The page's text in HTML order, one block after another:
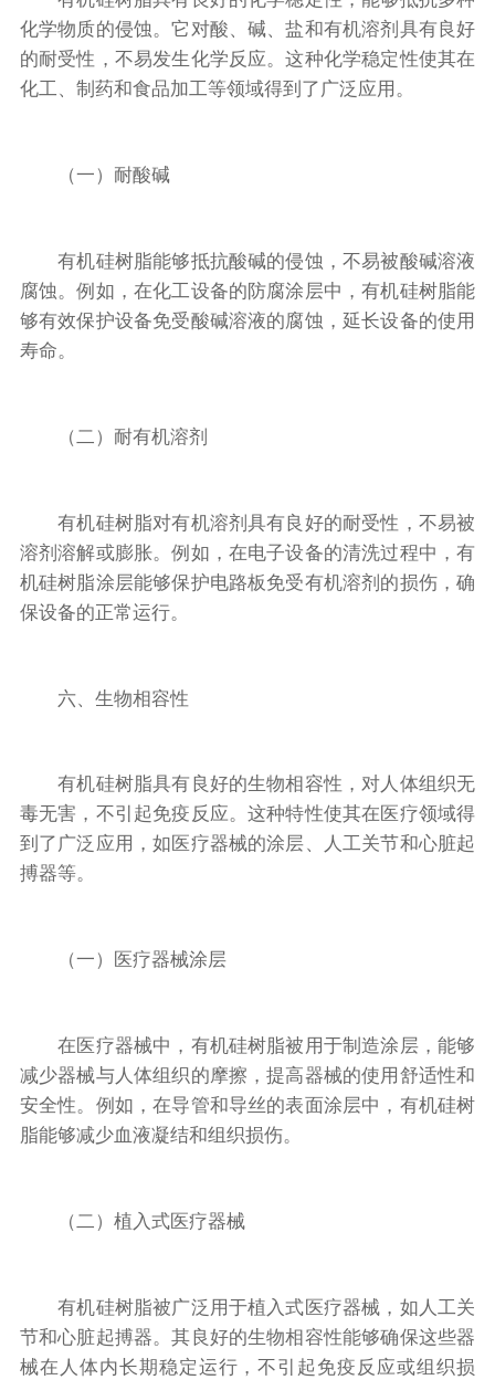
化学物质的侵蚀。它对酸、碱、盐和有机溶剂具有良好
的耐受性，不易发生化学反应。这种化学稳定性使其在
化工、制药和食品加工等领域得到了广泛应用。
（一）耐酸碱
有机硅树脂能够抵抗酸碱的侵蚀，不易被酸碱溶液
腐蚀。例如，在化工设备的防腐涂层中，有机硅树脂能
够有效保护设备免受酸碱溶液的腐蚀，延长设备的使用
寿命。
（二）耐有机溶剂
有机硅树脂对有机溶剂具有良好的耐受性，不易被
溶剂溶解或膨胀。例如，在电子设备的清洗过程中，有
机硅树脂涂层能够保护电路板免受有机溶剂的损伤，确
保设备的正常运行。
六、生物相容性
有机硅树脂具有良好的生物相容性，对人体组织无
毒无害，不引起免疫反应。这种特性使其在医疗领域得
到了广泛应用，如医疗器械的涂层、人工关节和心脏起
搏器等。
（一）医疗器械涂层
在医疗器械中，有机硅树脂被用于制造涂层，能够
减少器械与人体组织的摩擦，提高器械的使用舒适性和
安全性。例如，在导管和导丝的表面涂层中，有机硅树
脂能够减少血液凝结和组织损伤。
（二）植入式医疗器械
有机硅树脂被广泛用于植入式医疗器械，如人工关
节和心脏起搏器。其良好的生物相容性能够确保这些器
械在人体内长期稳定运行，不引起免疫反应或组织损